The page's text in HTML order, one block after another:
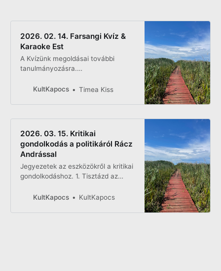
2026. 02. 14. Farsangi Kvíz &
Karaoke Est
A Kvízünk megoldásai további
tanulmányozásra.
02_14_QuizOkos_booklet.pdf16
KultKapocs Timea Kiss
2026. 03. 15. Kritikai
gondolkodás a politikáról Rácz
Andrással
Jegyezetek az eszközökről a kritikai
gondolkodáshoz. 1. Tisztázd az
túlélés, a szituációs tudatossághoz
segít nem elmerülni túl mélyre és
KultKapocs KultKapocs